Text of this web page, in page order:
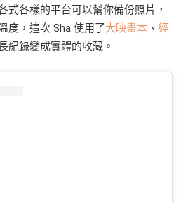
式各樣的平台可以幫你備份照片，
度，這次 Sha 使用了大映畫本 、 經
紀錄變成實體的收藏。